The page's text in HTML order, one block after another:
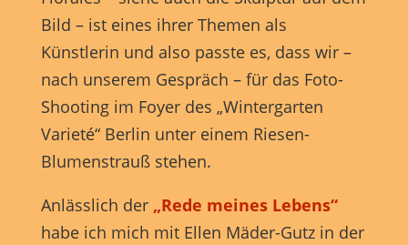
Bild – ist eines ihrer Themen als
Künstlerin und also passte es, dass wir –
nach unserem Gespräch – für das Foto-
Shooting im Foyer des „Wintergarten
Varieté“ Berlin unter einem Riesen-
Blumenstrauß stehen.
Anlässlich der „Rede meines Lebens“
habe ich mich mit Ellen Mäder-Gutz in der
die Verwendung Ihrer Daten finden Sie in unserer
Datenschutzerklärung.
Hier finden Sie eine Übersicht über alle verwendeten Cookies.
Sie können Ihre Einwilligung zu ganzen Kategorien geben
oder sich weitere Informationen anzeigen lassen und so nur
bestimmte Cookies auswählen.
Alle akzeptieren Speichern
Zurück